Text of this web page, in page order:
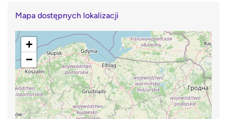
Mapa dostępnych lokalizacji
+
−